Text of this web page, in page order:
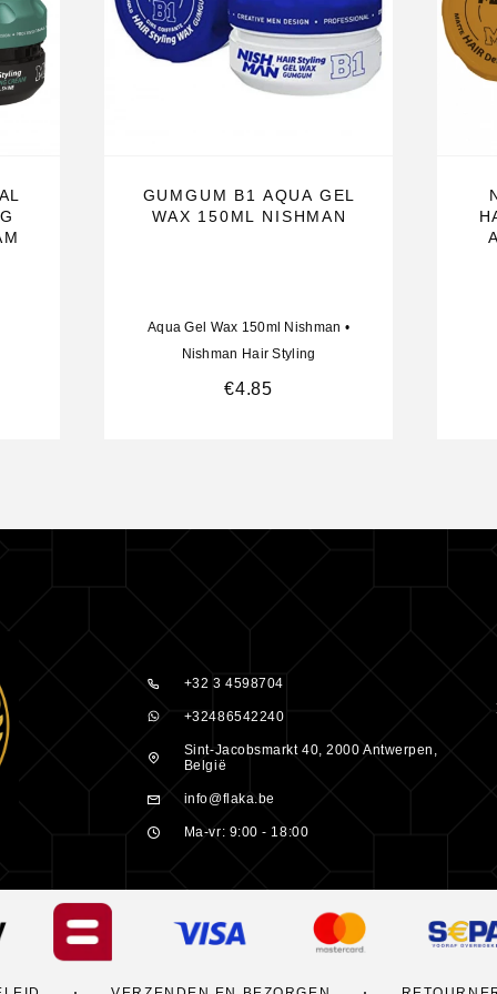
GUMGUM B1 AQUA GEL
WAX 150ML NISHMAN
Aqua Gel Wax 150ml Nishman •
Nishman Hair Styling
€4.85
+32 3 4598704
+32486542240
Sint-Jacobsmarkt 40, 2000 Antwerpen,
België
info@flaka.be
Ma-vr: 9:00 - 18:00